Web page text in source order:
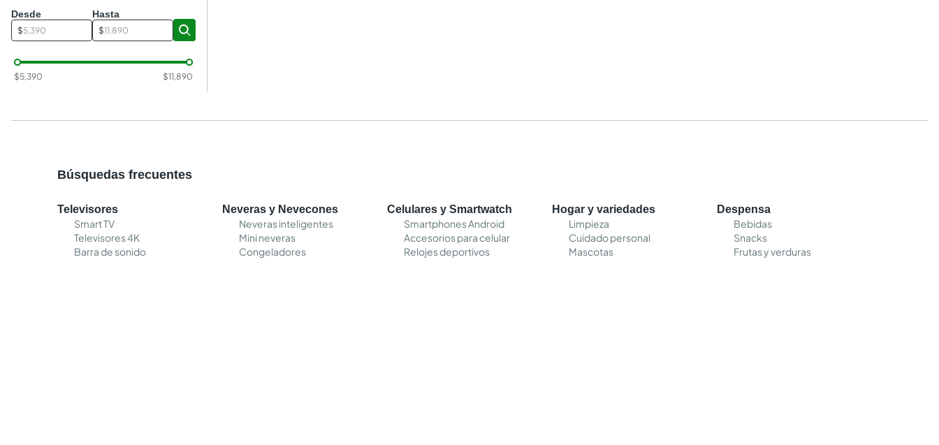
Desde
$
Hasta
$
$5,390 $11,890
Búsquedas frecuentes
Televisores
Smart TV
Televisores 4K
Barra de sonido
Neveras y Nevecones
Neveras inteligentes
Mini neveras
Congeladores
Celulares y Smartwatch
Smartphones Android
Accesorios para celular
Relojes deportivos
Hogar y variedades
Limpieza
Cuidado personal
Mascotas
Despensa
Bebidas
Snacks
Frutas y verduras